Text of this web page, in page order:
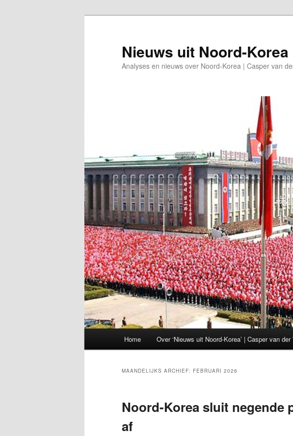
Nieuws uit Noord-Korea
Analyses en nieuws over Noord-Korea | Casper van
Home Over ‘Nieuws uit Noord-Korea’ | Casper van der
MAANDELIJKS ARCHIEF: FEBRUARI 2026
Noord-Korea sluit negende
af